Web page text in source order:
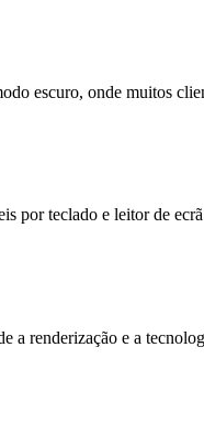
escuro, onde muitos
por teclado e leitor de
a renderização e a